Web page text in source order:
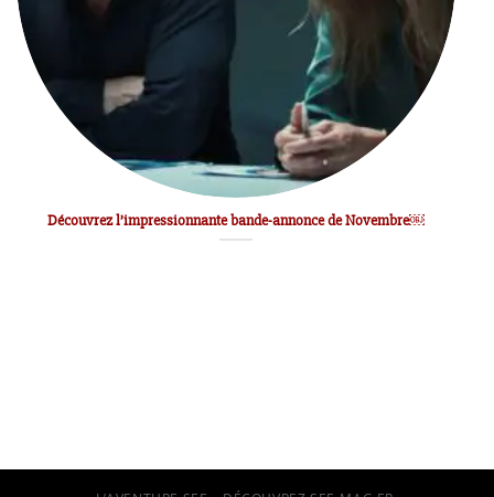
Découvrez l’impressionnante bande-annonce de Novembre￼